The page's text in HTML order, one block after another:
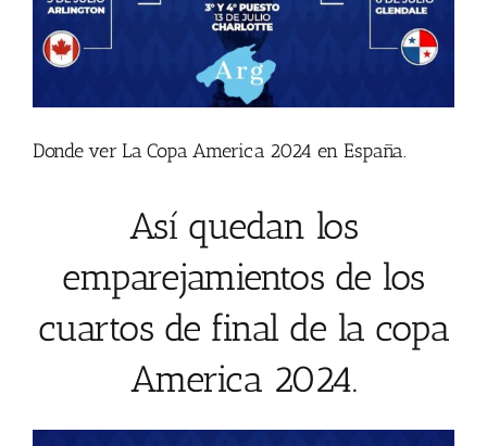
Donde ver La Copa America 2024 en España.
Así quedan los
emparejamientos de los
cuartos de final de la copa
America 2024.